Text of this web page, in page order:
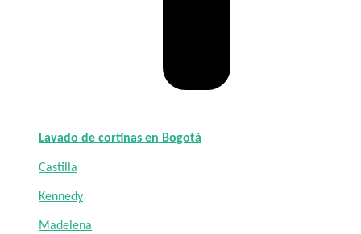
Lavado de cortinas en Bogotá
Castilla
Kennedy
Madelena